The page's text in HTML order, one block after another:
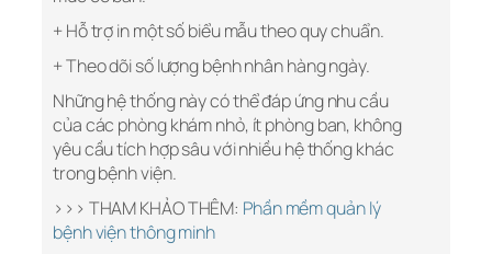
+ Hỗ trợ in một số biểu mẫu theo quy chuẩn.
+ Theo dõi số lượng bệnh nhân hàng ngày.
Những hệ thống này có thể đáp ứng nhu cầu
của các phòng khám nhỏ, ít phòng ban, không
yêu cầu tích hợp sâu với nhiều hệ thống khác
trong bệnh viện.
>>> THAM KHẢO THÊM: Phần mềm quản lý
bệnh viện thông minh